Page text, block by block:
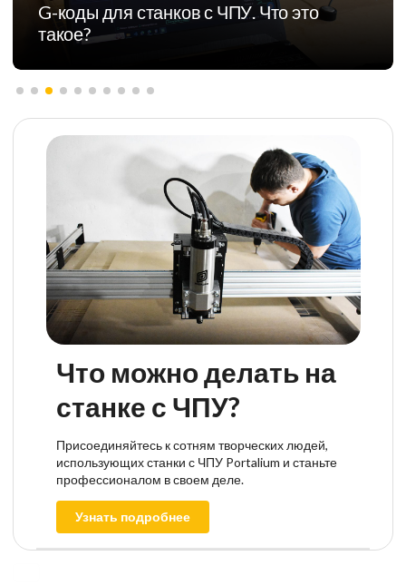
ТОП-5 российских производителей
фрезерных станков с ЧПУ
Что можно делать на
станке с ЧПУ?
Присоединяйтесь к сотням творческих людей,
использующих станки с ЧПУ Portalium и станьте
профессионалом в своем деле.
Узнать подробнее